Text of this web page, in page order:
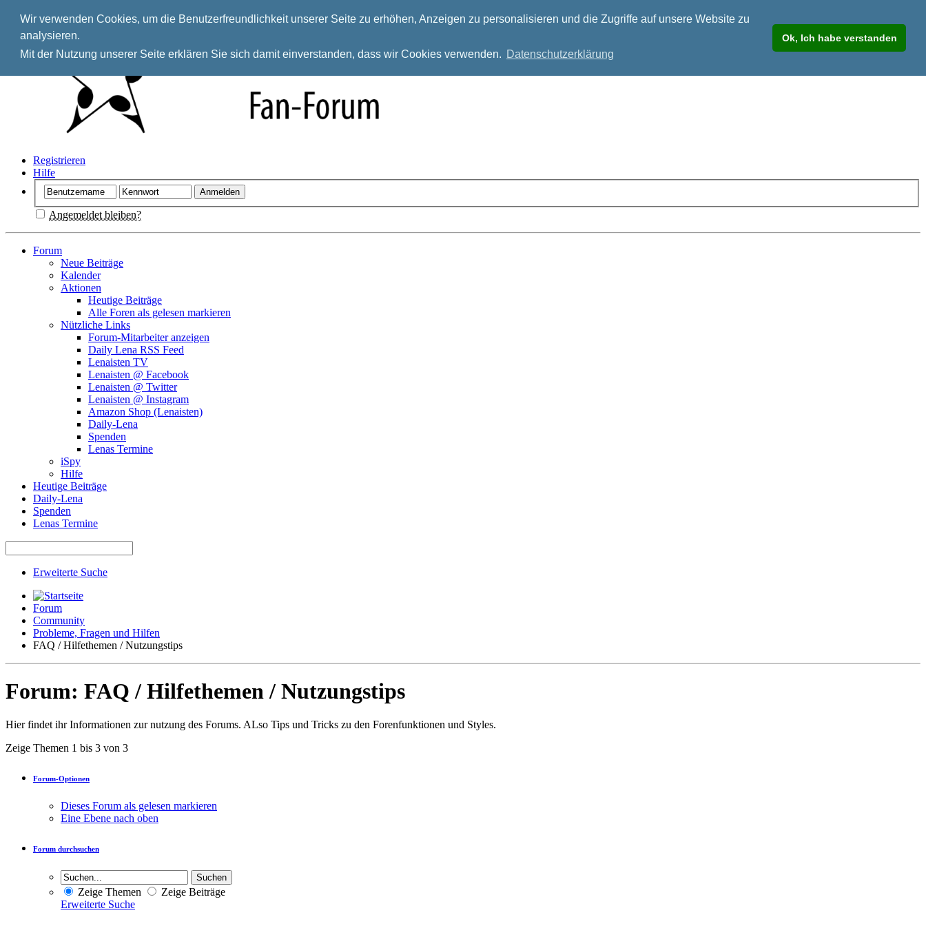
Wir verwenden Cookies, um die Benutzerfreundlichkeit unserer Seite zu erhöhen, Anzeigen zu personalisieren und die Zugriffe auf unsere Website zu
analysieren.
Mit der Nutzung unserer Seite erklären Sie sich damit einverstanden, dass wir Cookies verwenden. Datenschutzerklärung
Ok, Ich habe verstanden
Registrieren
Hilfe
Angemeldet bleiben?
Forum
Neue Beiträge
Kalender
Aktionen
Heutige Beiträge
Alle Foren als gelesen markieren
Nützliche Links
Forum-Mitarbeiter anzeigen
Daily Lena RSS Feed
Lenaisten TV
Lenaisten @ Facebook
Lenaisten @ Twitter
Lenaisten @ Instagram
Amazon Shop (Lenaisten)
Daily-Lena
Spenden
Lenas Termine
iSpy
Hilfe
Heutige Beiträge
Daily-Lena
Spenden
Lenas Termine
Erweiterte Suche
Forum
Community
Probleme, Fragen und Hilfen
FAQ / Hilfethemen / Nutzungstips
Forum: FAQ / Hilfethemen / Nutzungstips
Hier findet ihr Informationen zur nutzung des Forums. ALso Tips und Tricks zu den Forenfunktionen und Styles.
Zeige Themen 1 bis 3 von 3
Forum-Optionen
Dieses Forum als gelesen markieren
Eine Ebene nach oben
Forum durchsuchen
Zeige Themen
Zeige Beiträge
Erweiterte Suche